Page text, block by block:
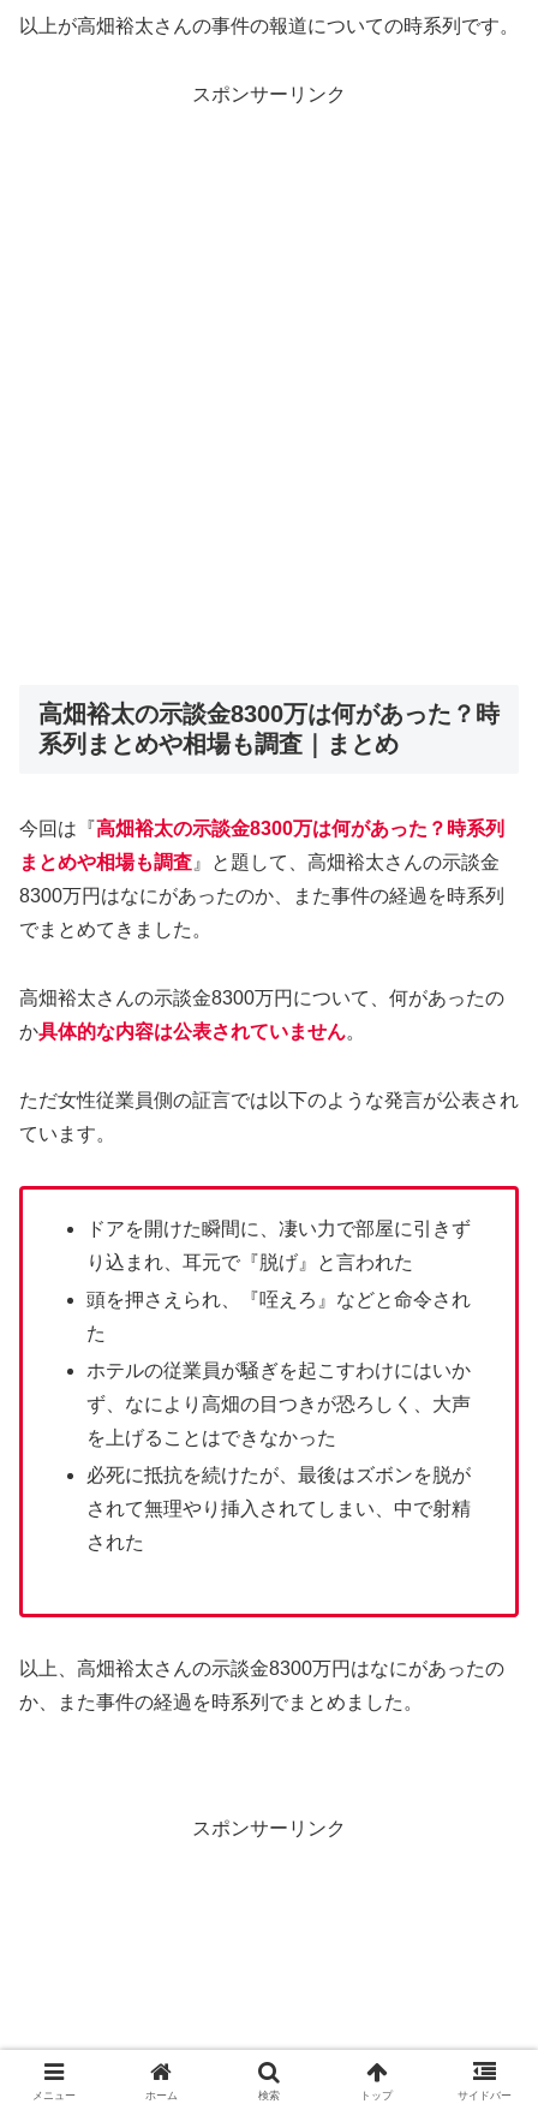
以上が高畑裕太さんの事件の報道についての時系列です。
スポンサーリンク
高畑裕太の示談金8300万は何があった？時
系列まとめや相場も調査｜まとめ
今回は『高畑裕太の示談金8300万は何があった？時系列
まとめや相場も調査 』と題して、高畑裕太さんの示談金
8300万円はなにがあったのか、また事件の経過を時系列
でまとめてきました。
高畑裕太さんの示談金8300万円について、何があったの
か具体的な内容は公表されていません。
ただ女性従業員側の証言では以下のような発言が公表され
ています。
ドアを開けた瞬間に、凄い力で部屋に引きず
り込まれ、耳元で『脱げ』と言われた
頭を押さえられ、『咥えろ』などと命令され
た
ホテルの従業員が騒ぎを起こすわけにはいか
ず、なにより高畑の目つきが恐ろしく、大声
を上げることはできなかった
必死に抵抗を続けたが、最後はズボンを脱が
されて無理やり挿入されてしまい、中で射精
された
以上、高畑裕太さんの示談金8300万円はなにがあったの
か、また事件の経過を時系列でまとめました。
スポンサーリンク
メニュー ホーム 検索 トップ サイドバー